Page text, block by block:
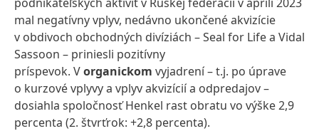
mal negatívny vplyv, nedávno ukončené akvizície
v obdivoch obchodných divíziách – Seal for Life a Vidal
Sassoon – priniesli pozitívny
príspevok. Vorganickom vyjadrení – t.j. po úprave
o kurzové vplyvy a vplyv akvizícií a odpredajov –
dosiahla spoločnosť Henkel rast obratu vo výške 2,9
percenta (2. štvrťrok: +2,8 percenta).